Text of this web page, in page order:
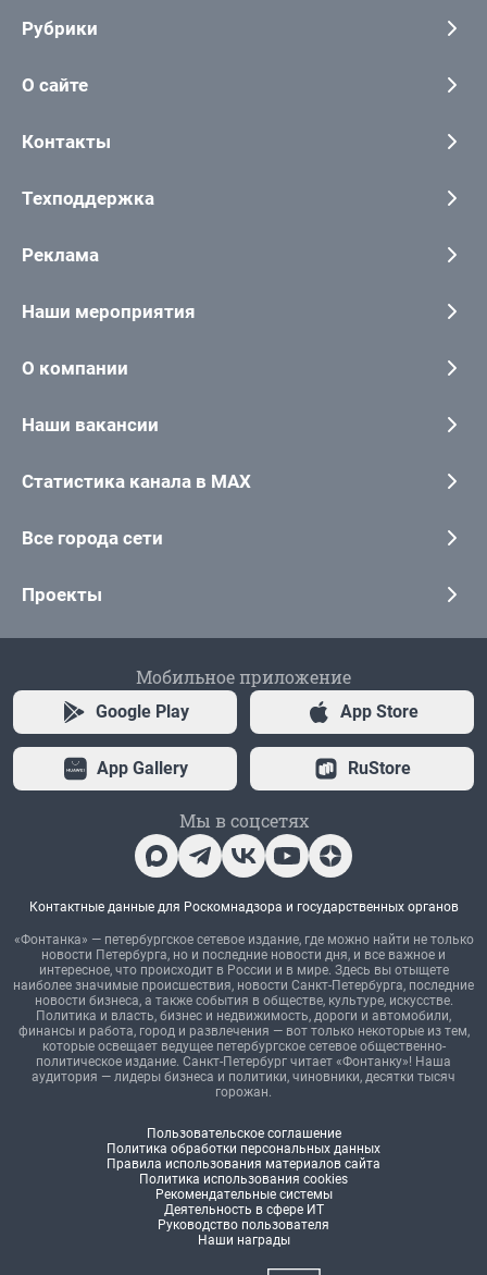
Рубрики
О сайте
Контакты
Техподдержка
Реклама
Наши мероприятия
О компании
Наши вакансии
Статистика канала в MAX
Все города сети
Проекты
Мобильное приложение
Google Play App Store
App Gallery RuStore
Мы в соцсетях
Контактные данные для Роскомнадзора и государственных органов
«Фонтанка» — петербургское сетевое издание, где можно найти не только
новости Петербурга, но и последние новости дня, и все важное и
интересное, что происходит в России и в мире. Здесь вы отыщете
наиболее значимые происшествия, новости Санкт-Петербурга, последние
новости бизнеса, а также события в обществе, культуре, искусстве.
Политика и власть, бизнес и недвижимость, дороги и автомобили,
финансы и работа, город и развлечения — вот только некоторые из тем,
которые освещает ведущее петербургское сетевое общественно-
политическое издание. Санкт-Петербург читает «Фонтанку»! Наша
аудитория — лидеры бизнеса и политики, чиновники, десятки тысяч
горожан.
Пользовательское соглашение
Политика обработки персональных данных
Правила использования материалов сайта
Политика использования cookies
Рекомендательные системы
Деятельность в сфере ИТ
Руководство пользователя
Наши награды